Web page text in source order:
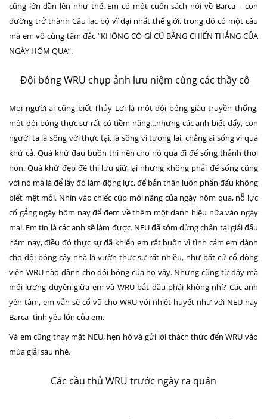
cũng lớn dần lên như thế. Em có một cuốn sách nói về Barca – con
đường trở thành Câu lạc bộ vĩ đại nhất thế giới, trong đó có một câu
mà em vô cùng tâm đắc “KHÔNG CÓ GÌ CŨ BẰNG CHIẾN THẮNG CỦA
NGÀY HÔM QUA”.
Đội bóng WRU chụp ảnh lưu niệm cùng các thầy cô
Mọi người ai cũng biết Thủy Lợi là một đội bóng giàu truyền thống,
một đội bóng thực sự rất có tiềm năng…nhưng các anh biết đấy, con
người ta là sống với thực tại, là sống vì tương lai, chẳng ai sống vì quá
khứ cả. Quá khứ đau buồn thì nên cho nó qua đi để sống thảnh thơi
hơn. Quá khứ đẹp đẽ thì lưu giữ lại nhưng không phải để sống cũng
với nó mà là để lấy đó làm động lực, để bản thân luôn phấn đấu không
biết mệt mỏi. Nhìn vào chiếc cúp mới nâng của ngày hôm qua, nỗ lực
cố gắng ngày hôm nay để đem về thêm một danh hiệu nữa vào ngày
mai. Em tin là các anh sẽ làm được. NEU đã sớm dừng chân tại giải đấu
năm nay, điều đó thực sự đã khiến em rất buồn vì tình cảm em dành
cho đội bóng cây nhà lá vườn thực sự rất nhiều, như bất cứ cổ động
viên WRU nào dành cho đội bóng của họ vậy. Nhưng cũng từ đây mà
mối lương duyên giữa em và WRU bắt đầu phải không nhỉ? Các anh
yên tâm, em vẫn sẽ cổ vũ cho WRU với nhiệt huyết như với NEU hay
Barca- tình yêu lớn của em.
Và em cũng thay mặt NEU, hẹn hò và gửi lời thách thức đến WRU vào
mùa giải sau nhé.
Các cầu thủ WRU trước ngày ra quân